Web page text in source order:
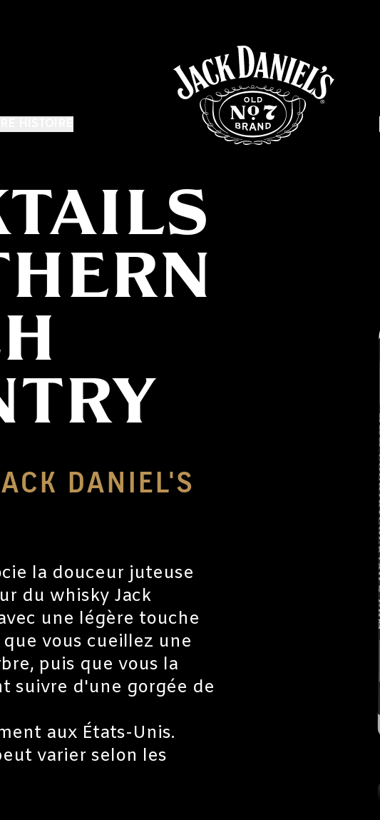
DANIEL'S
la douceur juteuse
du whisky Jack
une légère touche
vous cueillez une
puis que vous la
suivre d'une gorgée de
aux États-Unis.
varier selon les